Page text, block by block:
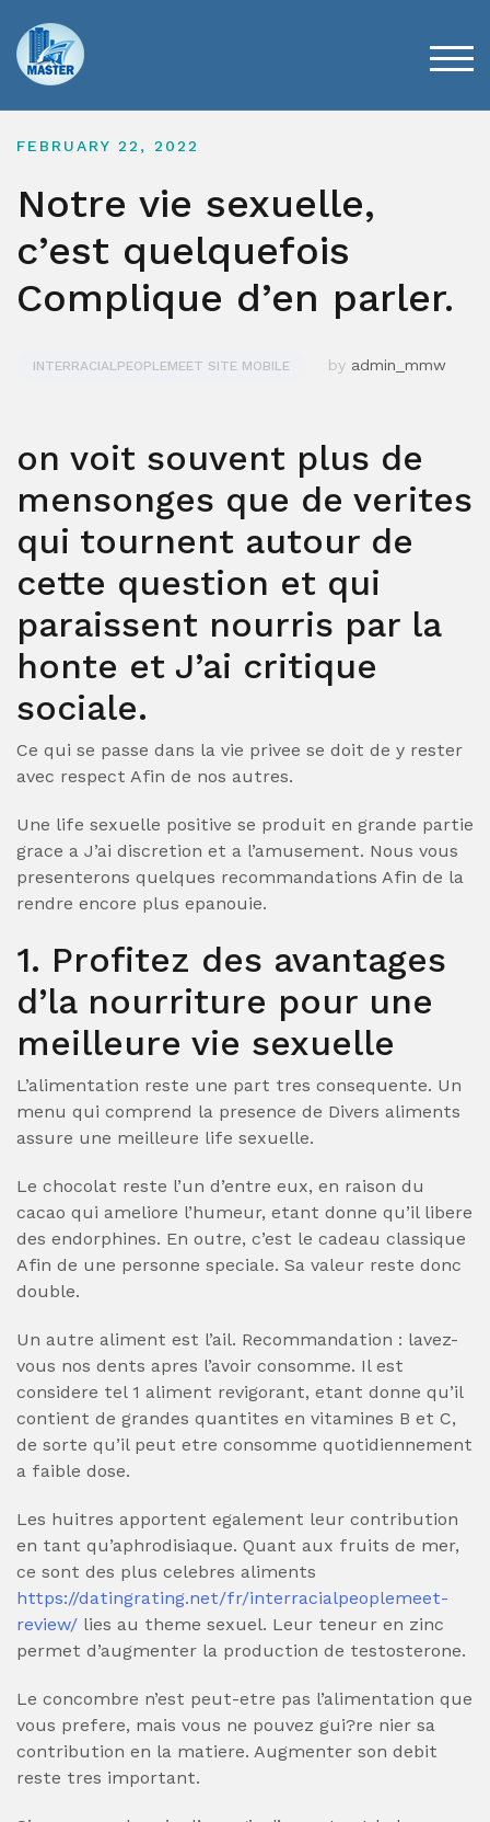
content
FEBRUARY 22, 2022
Notre vie sexuelle,
c’est quelquefois
Complique d’en parler.
INTERRACIALPEOPLEMEET SITE MOBILE by admin_mmw
on voit souvent plus de
mensonges que de verites
qui tournent autour de
cette question et qui
paraissent nourris par la
honte et J’ai critique
sociale.
Ce qui se passe dans la vie privee se doit de y rester
avec respect Afin de nos autres.
Une life sexuelle positive se produit en grande partie
grace a J’ai discretion et a l’amusement. Nous vous
presenterons quelques recommandations Afin de la
rendre encore plus epanouie.
1. Profitez des avantages
d’la nourriture pour une
meilleure vie sexuelle
L’alimentation reste une part tres consequente. Un
menu qui comprend la presence de Divers aliments
assure une meilleure life sexuelle.
Le chocolat reste l’un d’entre eux, en raison du
cacao qui ameliore l’humeur, etant donne qu’il libere
des endorphines. En outre, c’est le cadeau classique
Afin de une personne speciale. Sa valeur reste donc
double.
Un autre aliment est l’ail. Recommandation : lavez-
vous nos dents apres l’avoir consomme. Il est
considere tel 1 aliment revigorant, etant donne qu’il
contient de grandes quantites en vitamines B et C,
de sorte qu’il peut etre consomme quotidiennement
a faible dose.
Les huitres apportent egalement leur contribution
en tant qu’aphrodisiaque. Quant aux fruits de mer,
ce sont des plus celebres aliments
https://datingrating.net/fr/interracialpeoplemeet-
review/ lies au theme sexuel. Leur teneur en zinc
permet d’augmenter la production de testosterone.
Le concombre n’est peut-etre pas l’alimentation que
vous prefere, mais vous ne pouvez gui?re nier sa
contribution en la matiere. Augmenter son debit
reste tres important.